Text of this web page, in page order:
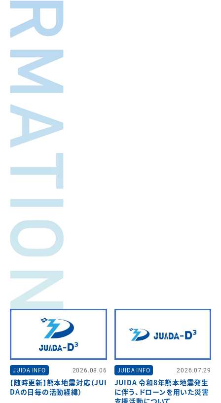
JUIDA INFO 2026.08.06
【随時更新】熊本地震対応（JUI
DAの日毎の活動経緯）
JUIDA INFO 2026.07.29
JUIDA 令和8年熊本地震発生
に伴う、ドローンを用いた災害
支援活動について